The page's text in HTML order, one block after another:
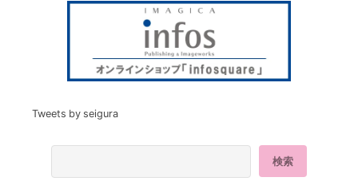
Tweets by seigura